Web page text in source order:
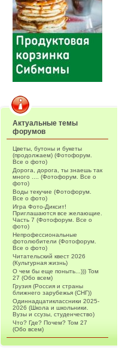
Актуальные темы
форумов
Цветы, бутоны и букеты
(продолжаем) (Фотофорум.
Все о фото)
Дорога, дорога, ты знаешь так
много .... (Фотофорум. Все о
фото)
Воды текучие (Фотофорум.
Все о фото)
Игра Фото-Диксит!
Приглашаются все желающие.
Часть 7 (Фотофорум. Все о
фото)
Непрофессиональные
фотолюбители (Фотофорум.
Все о фото)
Читательский квест 2026
(Культурная жизнь)
О чем бы еще поныть...))) Том
27 (Обо всем)
Грузия (Россия и страны
ближнего зарубежья (СНГ))
Одиннадцатиклассники 2025-
2026 (Школа и школьники.
Вузы и ссузы, студенчество)
Что? Где? Почем? Том 27
(Обо всем)